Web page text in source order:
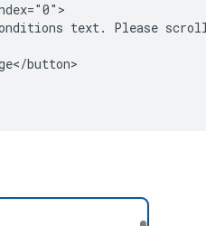
text. Please scroll
button>